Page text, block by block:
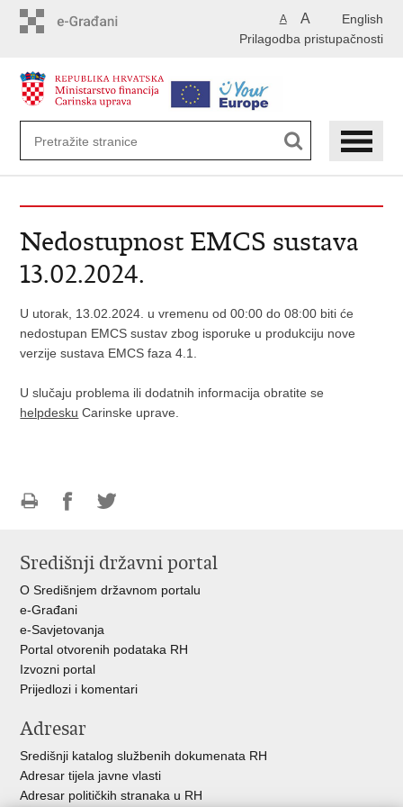
English
A A
Prilagodba pristupačnosti
Nedostupnost EMCS sustava
13.02.2024.
U utorak, 13.02.2024. u vremenu od 00:00 do 08:00 biti će
nedostupan EMCS sustav zbog isporuke u produkciju nove
verzije sustava EMCS faza 4.1.
U slučaju problema ili dodatnih informacija obratite se
helpdesku Carinske uprave.
FacebookuTwitteru
Središnji državni portal
O Središnjem državnom portalu
e-Građani
e-Savjetovanja
Portal otvorenih podataka RH
Izvozni portal
Prijedlozi i komentari
Adresar
Središnji katalog službenih dokumenata RH
Adresar tijela javne vlasti
Adresar političkih stranaka u RH